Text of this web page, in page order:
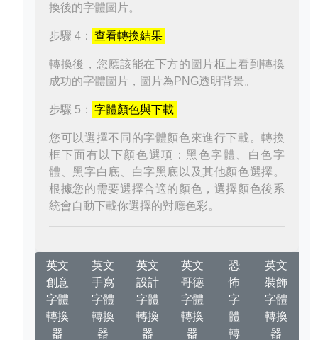
換後的字體圖片。
步驟 4： 查看轉換結果
轉換後，您應該能在下方的圖片框上看到轉換
成功的字體圖片，圖片為PNG透明背景。
步驟 5： 字體顏色與下載
您可以選擇不同的字體顏色來進行下載。轉換
框下面有以下顏色選項：黑色字體、白色字
體、黑字白底、白字黑底以及其他顏色選擇。
根據您的需要選擇合適的顏色，選擇顏色後系
統會自動下載你選擇的對應色彩。
英文
創意
字體
轉換
器
英文
手寫
字體
轉換
器
英文
設計
字體
轉換
器
英文
哥德
字體
轉換
器
恐
怖
字
體
轉
英文
裝飾
字體
轉換
器